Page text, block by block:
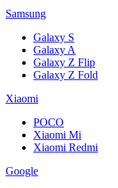
Samsung
Galaxy S
Galaxy A
Galaxy Z Flip
Galaxy Z Fold
Xiaomi
POCO
Xiaomi Mi
Xiaomi Redmi
Google